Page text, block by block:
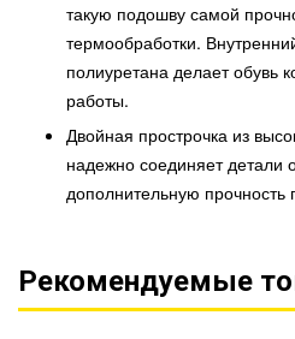
такую подошву самой
термообработки.
полиуретана делает обувь
работы.
Двойная прострочка из
надежно соединяет детали
дополнительную
Рекомендуемые